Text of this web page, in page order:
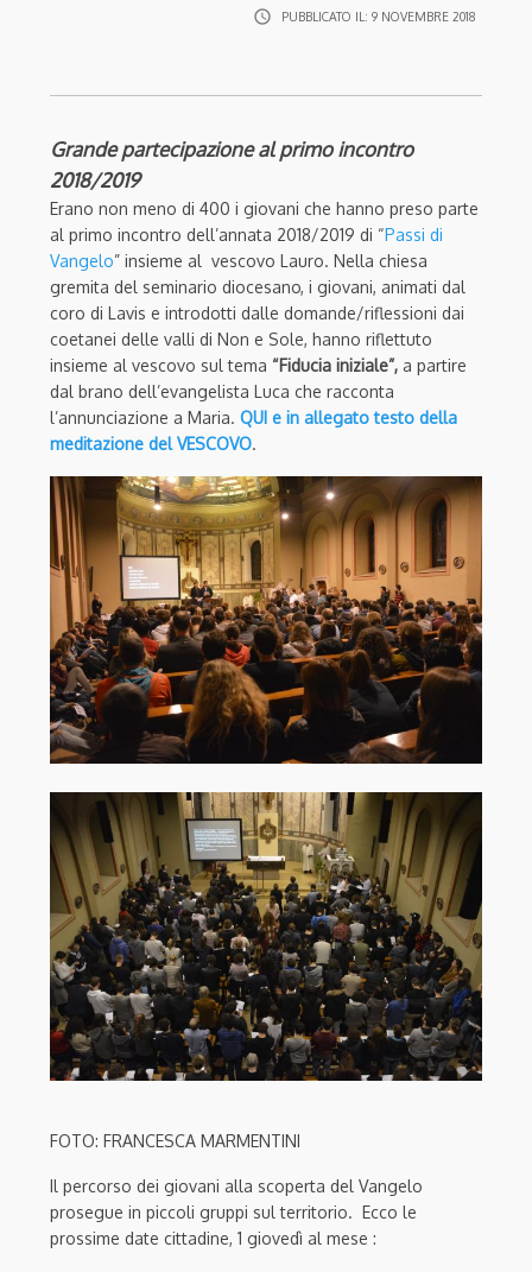
access_time PUBBLICATO IL: 9 NOVEMBRE 2018
Grande partecipazione al primo incontro
2018/2019
Erano non meno di 400 i giovani che hanno preso parte
al primo incontro dell’annata 2018/2019 di “Passi di
Vangelo” insieme al vescovo Lauro. Nella chiesa
gremita del seminario diocesano, i giovani, animati dal
coro di Lavis e introdotti dalle domande/riflessioni dai
coetanei delle valli di Non e Sole, hanno riflettuto
insieme al vescovo sul tema “Fiducia iniziale”, a partire
dal brano dell’evangelista Luca che racconta
l’annunciazione a Maria. QUI e in allegato testo della
meditazione del VESCOVO.
FOTO: FRANCESCA MARMENTINI
Il percorso dei giovani alla scoperta del Vangelo
prosegue in piccoli gruppi sul territorio. Ecco le
prossime date cittadine, 1 giovedì al mese :